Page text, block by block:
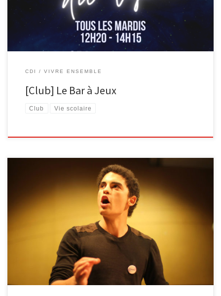
CDI VIVRE ENSEMBLE
[Club] Le Bar à Jeux
Club Vie scolaire